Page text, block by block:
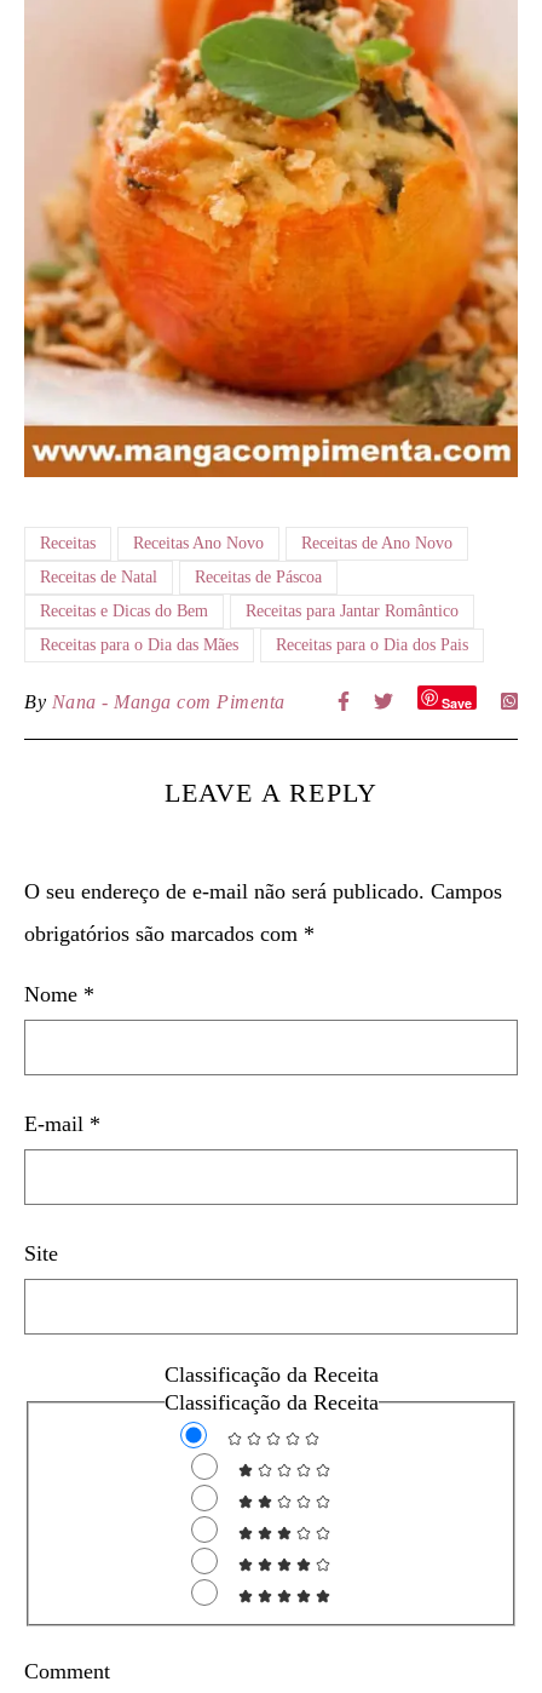
Receitas Receitas Ano Novo
Receitas de Ano Novo
Receitas de Natal
Receitas de Páscoa
Receitas e Dicas do Bem
Receitas para Jantar Romântico
Receitas para o Dia das Mães
Receitas para o Dia dos Pais
By Nana - Manga com Pimenta Save
LEAVE A REPLY
O seu endereço de e-mail não será publicado. Campos
obrigatórios são marcados com *
Nome *
E-mail *
Site
Classificação da Receita
Classificação da Receita
Comment